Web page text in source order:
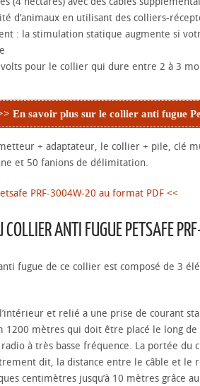
d’animaux en utilisant des colliers-
: la stimulation statique augmente si
pour le collier qui dure entre 2 à 3
En savoir plus sur le collier anti fugue
+ adaptateur, le collier + pile, clé
et 50 fanions de délimitation.
PRF-3004W-20 au format PDF <<
COLLIER ANTI FUGUE PETSAFE
fugue de ce collier est composé de 3
et relié a une prise de courant
1200 mètres qui doit être placé le long
à très basse fréquence. La portée
dit, la distance entre le câble et le
centimètres jusqu’à 10 mètres grâce